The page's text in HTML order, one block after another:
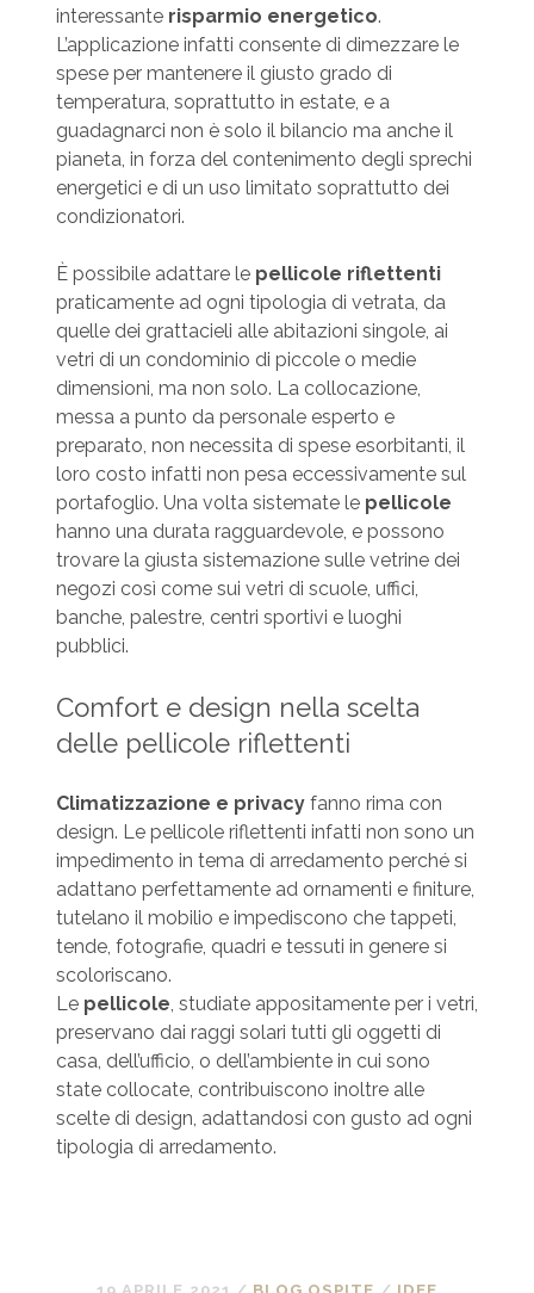
interessante risparmio energetico.
L’applicazione infatti consente di dimezzare le
spese per mantenere il giusto grado di
temperatura, soprattutto in estate, e a
guadagnarci non è solo il bilancio ma anche il
pianeta, in forza del contenimento degli sprechi
energetici e di un uso limitato soprattutto dei
condizionatori.
È possibile adattare le pellicole riflettenti
praticamente ad ogni tipologia di vetrata, da
quelle dei grattacieli alle abitazioni singole, ai
vetri di un condominio di piccole o medie
dimensioni, ma non solo. La collocazione,
messa a punto da personale esperto e
preparato, non necessita di spese esorbitanti, il
loro costo infatti non pesa eccessivamente sul
portafoglio. Una volta sistemate lepellicole
hanno una durata ragguardevole, e possono
trovare la giusta sistemazione sulle vetrine dei
negozi così come sui vetri di scuole, uffici,
banche, palestre, centri sportivi e luoghi
pubblici.
Comfort e design nella scelta
delle pellicole riflettenti
Climatizzazione e privacyfanno rima con
design. Le pellicole riflettenti infatti non sono un
impedimento in tema di arredamento perché si
adattano perfettamente ad ornamenti e finiture,
tutelano il mobilio e impediscono che tappeti,
tende, fotografie, quadri e tessuti in genere si
scoloriscano.
Le pellicole, studiate appositamente per i vetri,
preservano dai raggi solari tutti gli oggetti di
casa, dell’ufficio, o dell’ambiente in cui sono
state collocate, contribuiscono inoltre alle
scelte di design, adattandosi con gusto ad ogni
tipologia di arredamento.